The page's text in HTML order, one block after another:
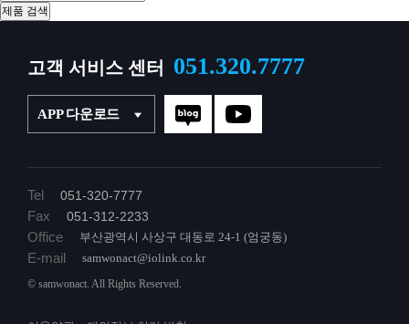
고객 서비스 센터 051.320.7777
APP 다운로드
Tel 051-320-7777
Fax 051-312-2233
Office 부산광역시 사상구 대동로 24-1 (엄궁동)
E-mail samwonact@iolink.co.kr
© samwonact. All Rights Reserved.